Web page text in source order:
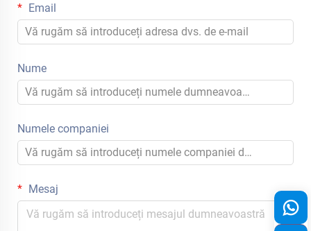
Email
Nume
Numele companiei
Mesaj